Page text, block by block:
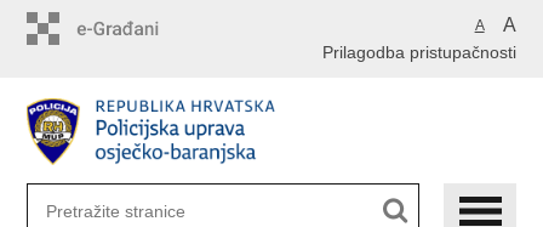
A A
Prilagodba pristupačnosti